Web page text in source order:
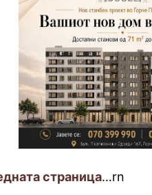
страница…rn